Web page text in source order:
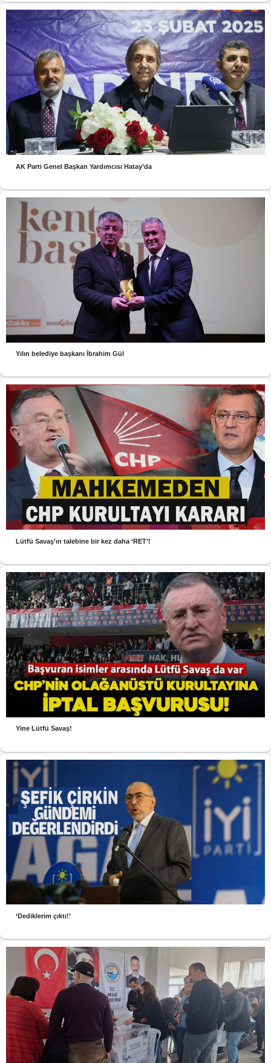
AK Parti Genel Başkan Yardımcısı Hatay’da
Yılın belediye başkanı İbrahim Gül
Lütfü Savaş’ın talebine bir kez daha ‘RET’!
Yine Lütfü Savaş!
‘Dediklerim çıktı!’